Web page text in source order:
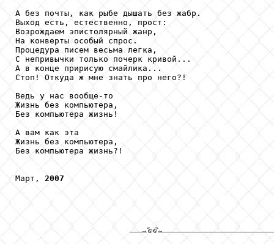
А без почты, как рыбе дышать без жабр.
Выход есть, естественно, прост:
Возрождаем эпистолярный жанр,
На конверты особый спрос.
Процедура писем весьма легка,
С непривычки только почерк кривой...
А в конце пририсую смайлика...
Стоп! Откуда ж мне знать про него?!
Ведь у нас вообще-то
Жизнь без компьютера,
Без компьютера жизнь!
А вам как эта
Жизнь без компьютера,
Без компьютера жизнь?!
Март, 2007